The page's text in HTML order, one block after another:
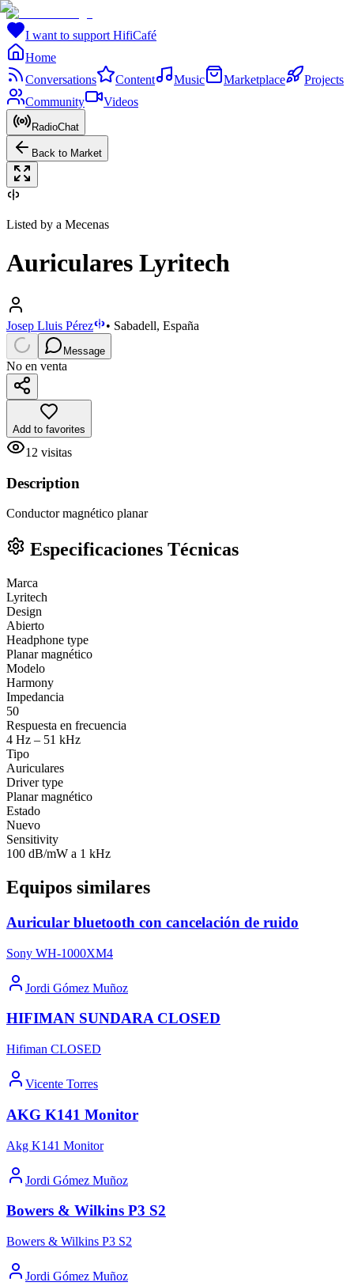
I want to support HifiCafé
Home
Conversations
Content Music Marketplace
Projects
Community
Videos
RadioChat
Back to Market
Listed by a Mecenas
Auriculares Lyritech
Josep Lluis Pérez • Sabadell, España
Message
No en venta
Add to favorites
12 visitas
Description
Conductor magnético planar
Especificaciones Técnicas
Marca
Lyritech
Design
Abierto
Headphone type
Planar magnético
Modelo
Harmony
Impedancia
50
Respuesta en frecuencia
4 Hz – 51 kHz
Tipo
Auriculares
Driver type
Planar magnético
Estado
Nuevo
Sensitivity
100 dB/mW a 1 kHz
Equipos similares
Auricular bluetooth con cancelación de ruido
Sony WH-1000XM4
Jordi Gómez Muñoz
HIFIMAN SUNDARA CLOSED
Hifiman CLOSED
Vicente Torres
AKG K141 Monitor
Akg K141 Monitor
Jordi Gómez Muñoz
Bowers & Wilkins P3 S2
Bowers & Wilkins P3 S2
Jordi Gómez Muñoz